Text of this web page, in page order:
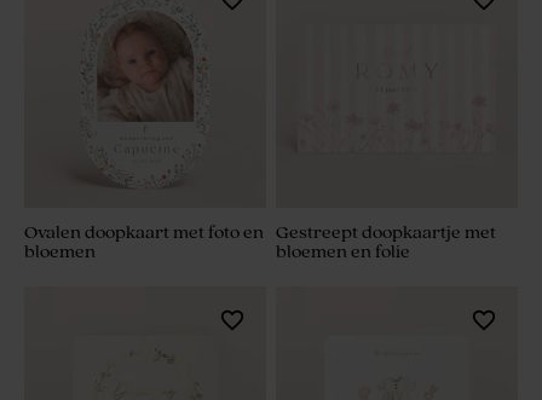
Ovalen doopkaart met foto en
bloemen
Gestreept doopkaartje met
bloemen en folie